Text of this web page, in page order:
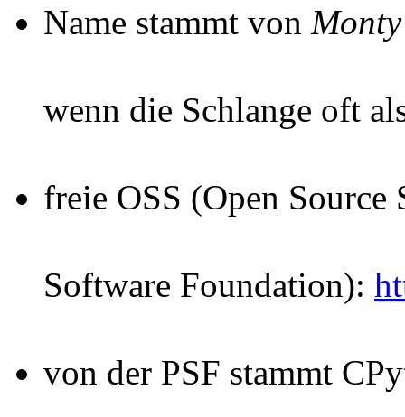
Name stammt von
wenn die Schlange oft
freie OSS (Open
Software Foundation):
von der PSF stammt